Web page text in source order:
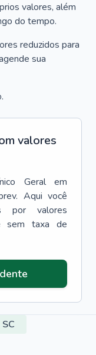
valores, além
do tempo.
reduzidos para
sua
valores
Geral
em
Aqui você
por valores
sem taxa de